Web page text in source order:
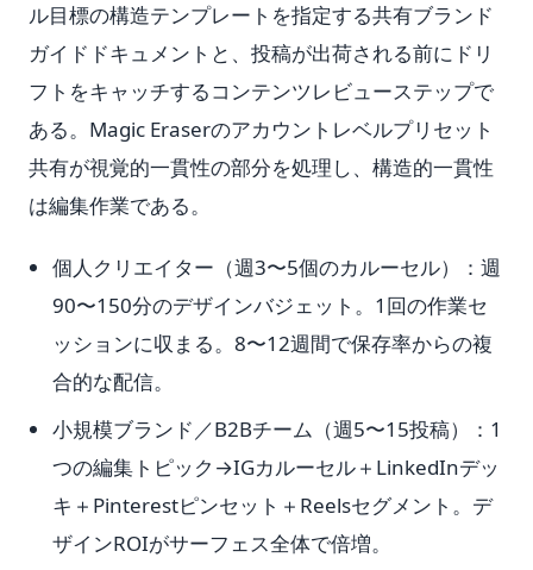
ル目標の構造テンプレートを指定する共有ブランド
ガイドドキュメントと、投稿が出荷される前にドリ
フトをキャッチするコンテンツレビューステップで
ある。Magic Eraserのアカウントレベルプリセット
共有が視覚的一貫性の部分を処理し、構造的一貫性
は編集作業である。
個人クリエイター（週3〜5個のカルーセル）：週
90〜150分のデザインバジェット。1回の作業セ
ッションに収まる。8〜12週間で保存率からの複
合的な配信。
小規模ブランド／B2Bチーム（週5〜15投稿）：1
つの編集トピック→IGカルーセル＋LinkedInデッ
キ＋Pinterestピンセット＋Reelsセグメント。デ
ザインROIがサーフェス全体で倍増。